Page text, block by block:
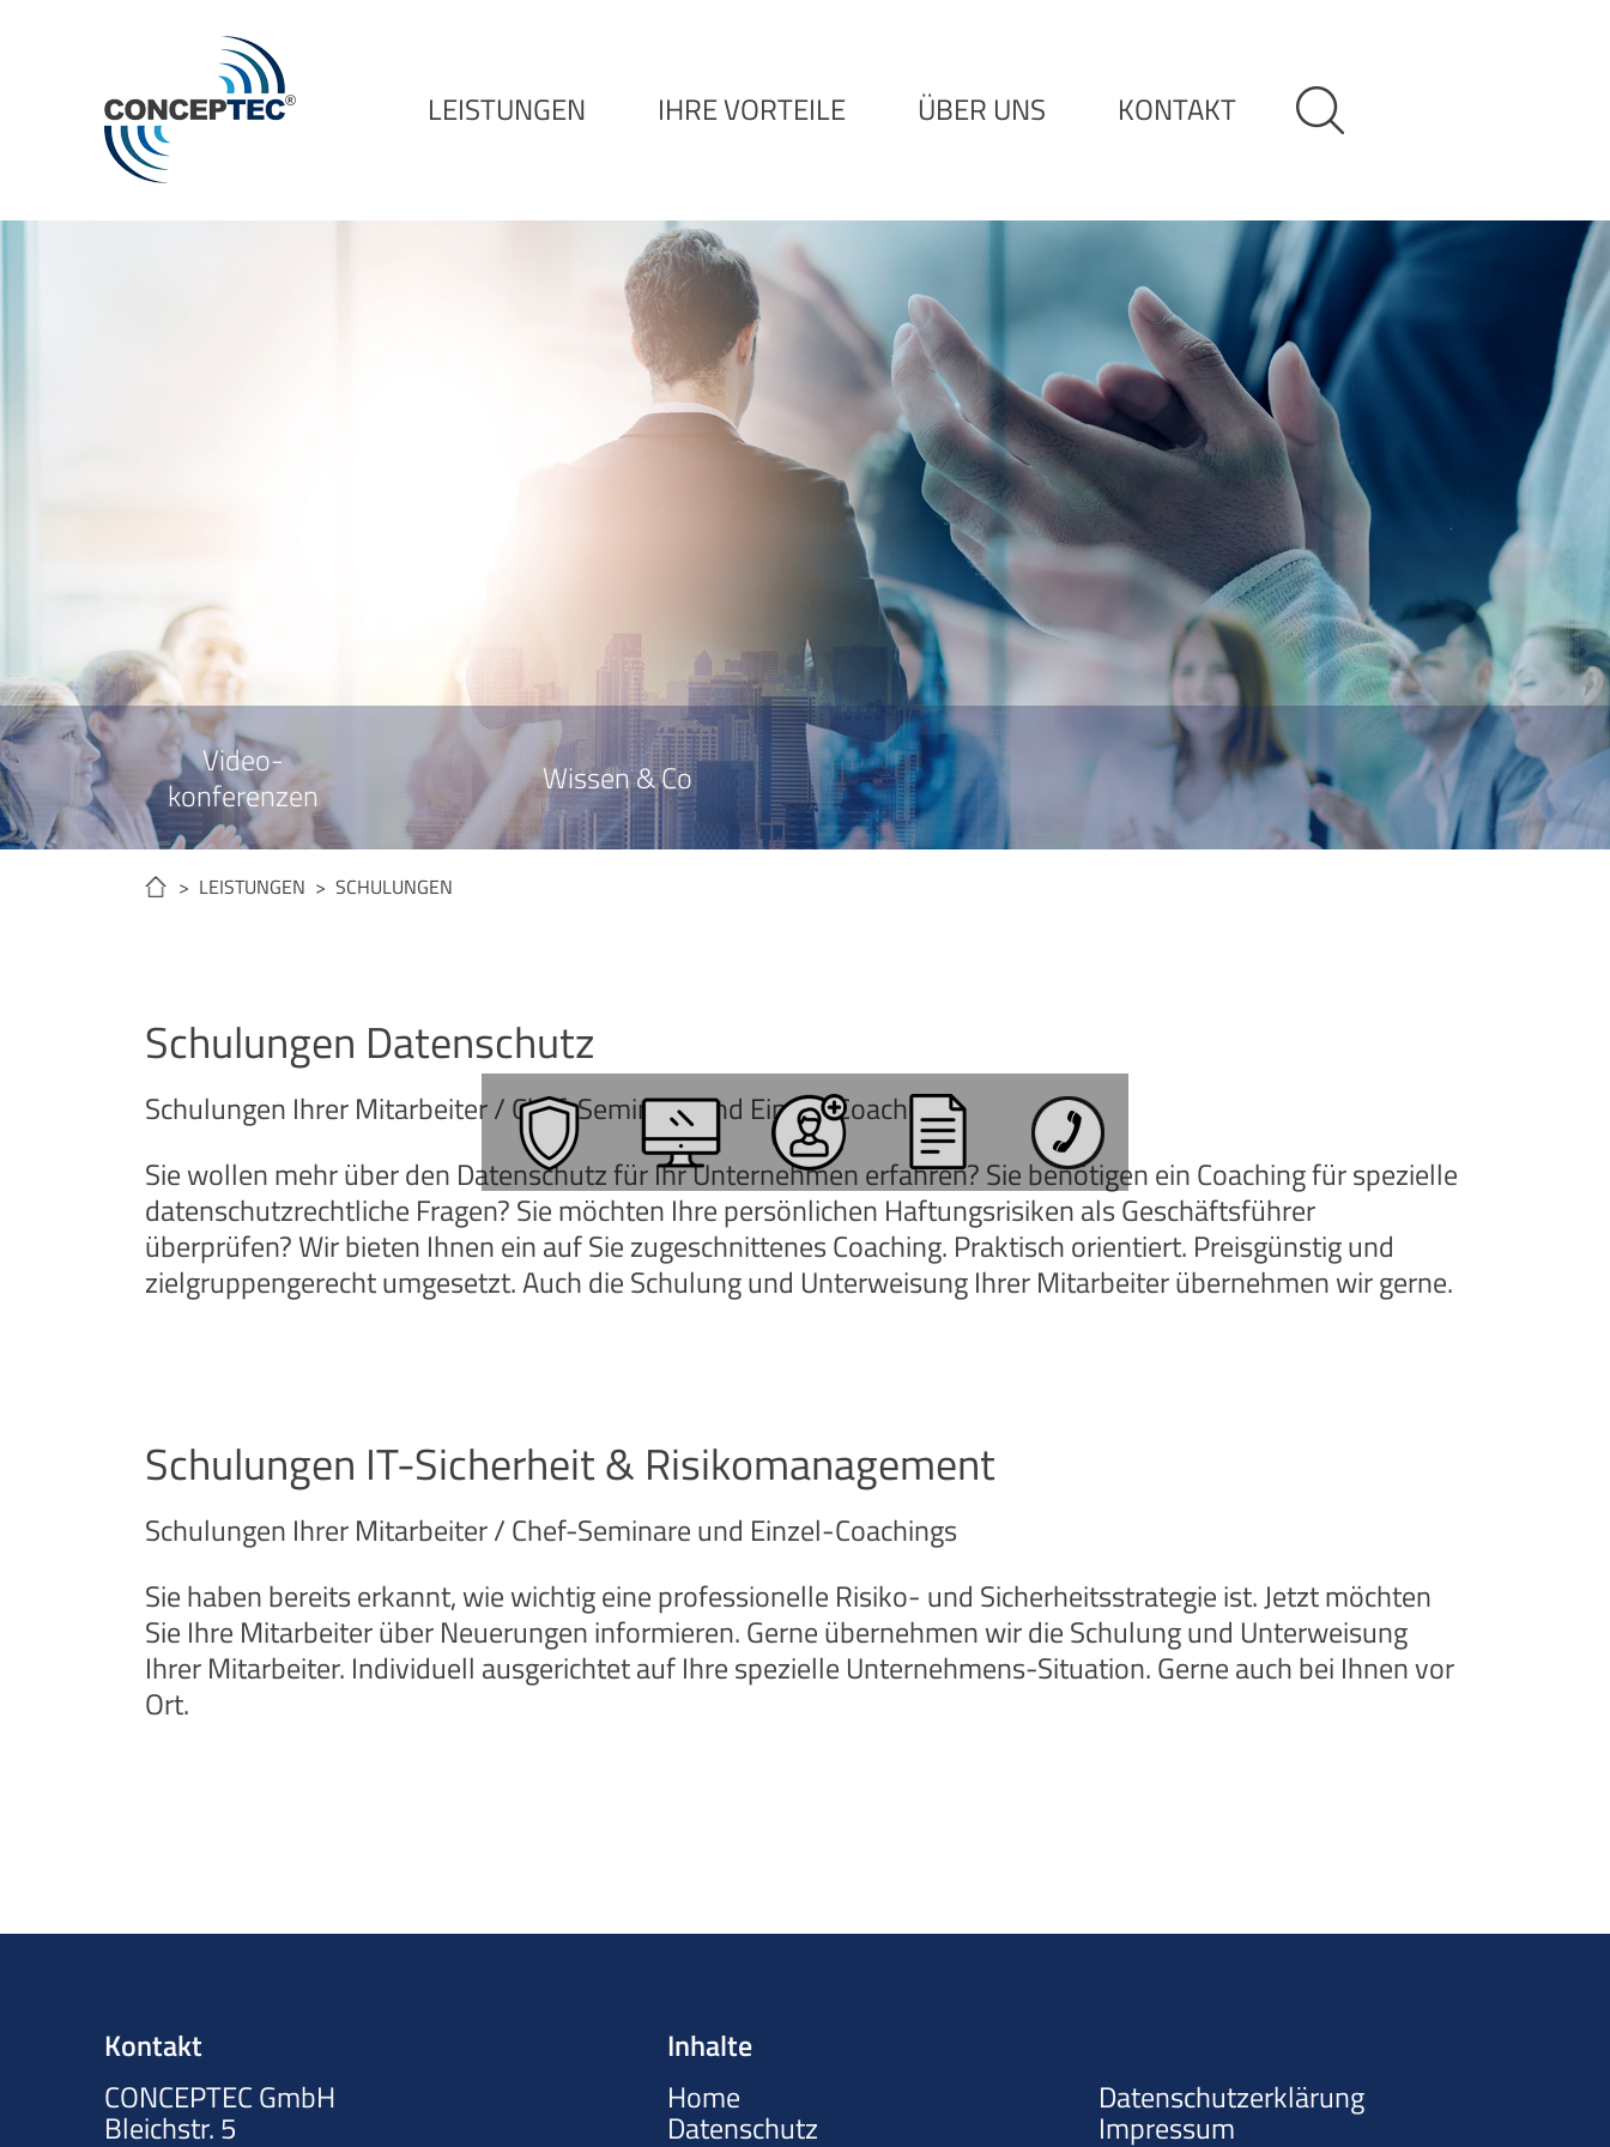
LEISTUNGEN IHRE VORTEILE ÜBER UNS KONTAKT
Video-
konferenzen
Wissen & Co
> LEISTUNGEN > SCHULUNGEN
Schulungen Datenschutz
Schulungen Ihrer Mitarbeiter / Chef-Seminare und Einzel-Coachings
Sie wollen mehr über den Datenschutz für Ihr Unternehmen erfahren? Sie benötigen ein Coaching für spezielle
datenschutzrechtliche Fragen? Sie möchten Ihre persönlichen Haftungsrisiken als Geschäftsführer
überprüfen? Wir bieten Ihnen ein auf Sie zugeschnittenes Coaching. Praktisch orientiert. Preisgünstig und
zielgruppengerecht umgesetzt. Auch die Schulung und Unterweisung Ihrer Mitarbeiter übernehmen wir gerne.
Schulungen IT-Sicherheit & Risikomanagement
Schulungen Ihrer Mitarbeiter / Chef-Seminare und Einzel-Coachings
Sie haben bereits erkannt, wie wichtig eine professionelle Risiko- und Sicherheitsstrategie ist. Jetzt möchten
Sie Ihre Mitarbeiter über Neuerungen informieren. Gerne übernehmen wir die Schulung und Unterweisung
Ihrer Mitarbeiter. Individuell ausgerichtet auf Ihre spezielle Unternehmens-Situation. Gerne auch bei Ihnen vor
Ort.
Kontakt
CONCEPTEC GmbH
Bleichstr. 5
Inhalte
Home
Datenschutz
Datenschutzerklärung
Impressum